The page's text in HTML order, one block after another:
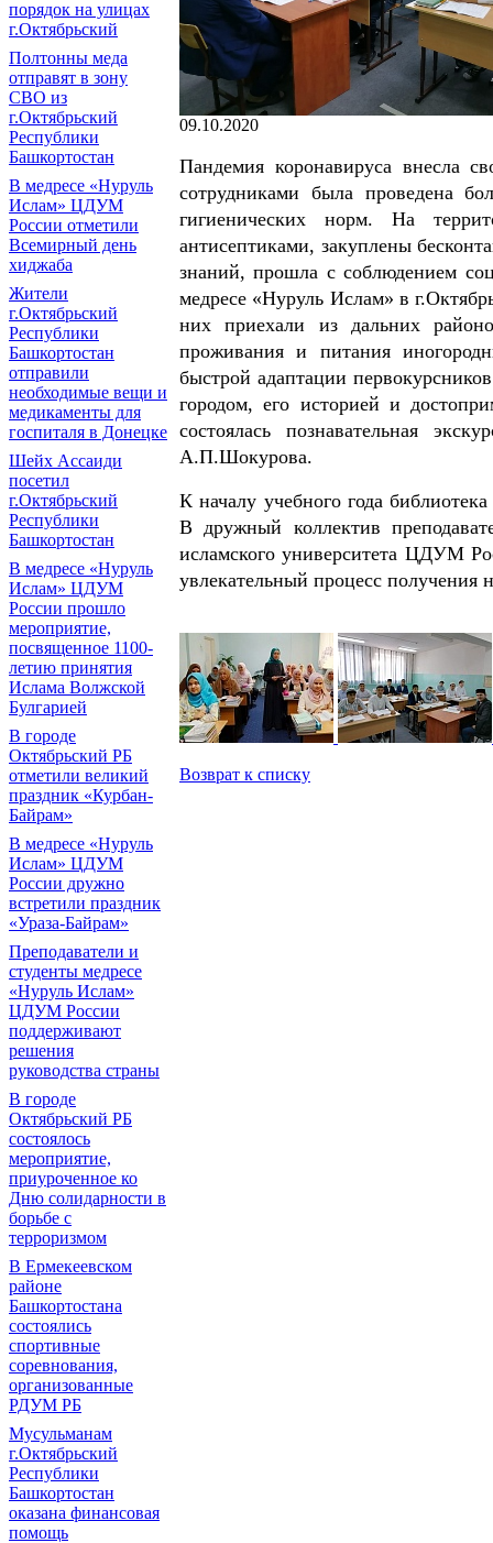
порядок на улицах
г.Октябрьский
Полтонны меда
отправят в зону
СВО из
г.Октябрьский
Республики
Башкортостан
В медресе «Нуруль
Ислам» ЦДУМ
России отметили
Всемирный день
хиджаба
Жители
г.Октябрьский
Республики
Башкортостан
отправили
необходимые вещи и
медикаменты для
госпиталя в Донецке
Шейх Ассаиди
посетил
г.Октябрьский
Республики
Башкортостан
В медресе «Нуруль
Ислам» ЦДУМ
России прошло
мероприятие,
посвященное 1100-
летию принятия
Ислама Волжской
Булгарией
В городе
Октябрьский РБ
отметили великий
праздник «Курбан-
Байрам»
В медресе «Нуруль
Ислам» ЦДУМ
России дружно
встретили праздник
«Ураза-Байрам»
Преподаватели и
студенты медресе
«Нуруль Ислам»
ЦДУМ России
поддерживают
решения
руководства страны
В городе
Октябрьский РБ
состоялось
мероприятие,
приуроченное ко
Дню солидарности в
борьбе с
терроризмом
В Ермекеевском
районе
Башкортостана
состоялись
спортивные
соревнования,
организованные
РДУМ РБ
Мусульманам
г.Октябрьский
Республики
Башкортостан
оказана финансовая
помощь
09.10.2020
Пандемия коронавируса внесла
сотрудниками была проведена
гигиенических норм. На
антисептиками, закуплены
знаний, прошла с соблюдением
медресе «Нуруль Ислам» в
них приехали из дальних
проживания и питания
быстрой адаптации
городом, его историей и
состоялась познавательная
А.П.Шокурова.
К началу учебного года
В дружный коллектив
исламского университета ЦДУМ
увлекательный процесс получения
Возврат к списку